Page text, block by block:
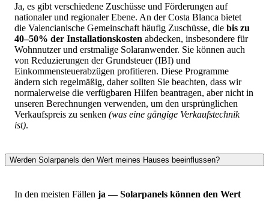
Ja, es gibt verschiedene Zuschüsse und Förderungen auf
nationaler und regionaler Ebene. An der Costa Blanca bietet
die Valencianische Gemeinschaft häufig Zuschüsse, die bis zu
40–50% der Installationskosten abdecken, insbesondere für
Wohnnutzer und erstmalige Solaranwender. Sie können auch
von Reduzierungen der Grundsteuer (IBI) und
Einkommensteuerabzügen profitieren. Diese Programme
ändern sich regelmäßig, daher sollten Sie beachten, dass wir
normalerweise die verfügbaren Hilfen beantragen, aber nicht in
unseren Berechnungen verwenden, um den ursprünglichen
Verkaufspreis zu senken (was eine gängige Verkaufstechnik
ist).
Werden Solarpanels den Wert meines Hauses beeinflussen?
In den meisten Fällen ja — Solarpanels können den Wert